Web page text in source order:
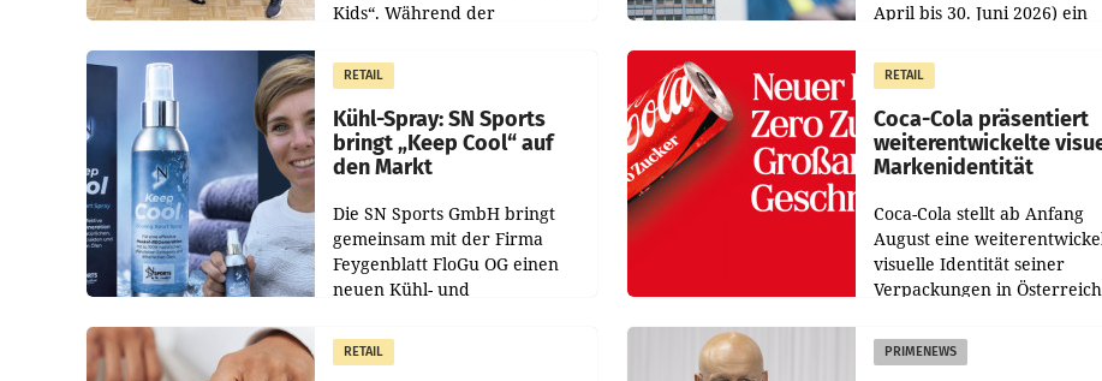
Kids“. Während der
Juli und August versorgt das
Unternehmen Kinder sowie
April bis 30. Juni 2026) ein
Der Umsatz stieg im
zur Vorjahresperiode
RETAIL
Kühl-Spray: SN Sports
bringt „Keep Cool“ auf
den Markt
Die SN Sports GmbH bringt
gemeinsam mit der Firma
Feygenblatt FloGu OG einen
neuen Kühl- und
Markt. Das Produkt namens
„Keep Cool“ ist zu 100 Prozent
RETAIL
Coca-Cola präsentiert
weiterentwickelte
Markenidentität
Coca-Cola stellt ab Anfang
August eine
visuelle Identität seiner
Verpackungen in Österreich
Redesigns stehen zentrale
Gestaltungselemente
RETAIL PRIMENEWS